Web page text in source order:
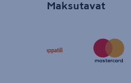
Maksutavat